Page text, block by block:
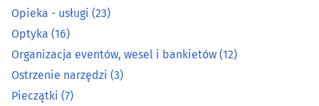
Oczyszczalnie - przedsiębiorstwa
Odzież i konfekcja - producenci, hurtownie(32)
Opieka - usługi
Opieka - usługi (23)
Optyka (16)
Organizacja eventów, wesel i bankietów (12)
Ostrzenie narzędzi (3)
Pieczątki (7)